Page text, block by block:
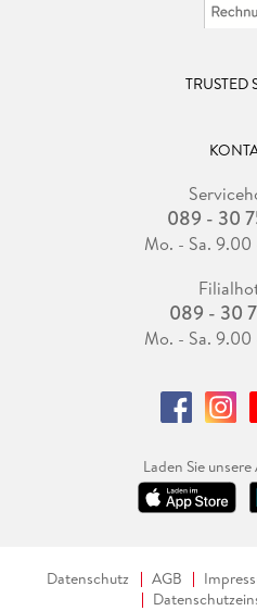
TRUSTED
089 - 30
Mo. - Sa.
089 - 30
Mo. - Sa.
Laden Sie
Datenschutz AGB